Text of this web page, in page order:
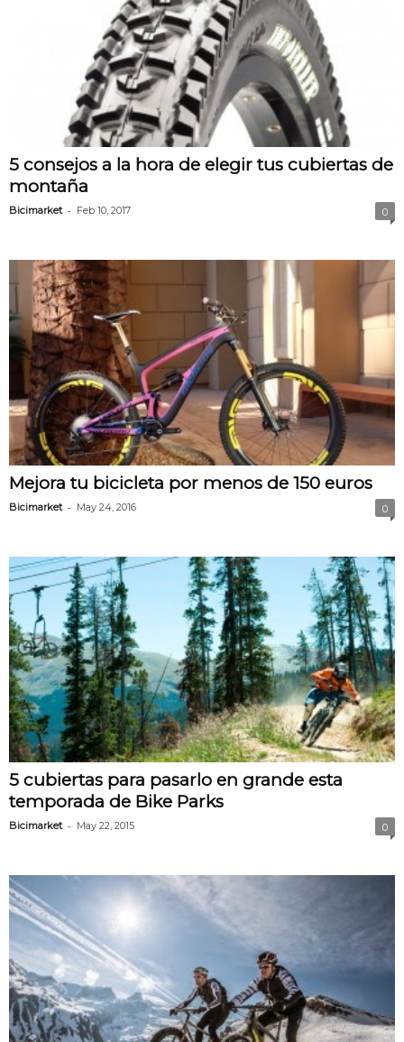
5 consejos a la hora de elegir tus cubiertas de
montaña
Bicimarket - Feb 10, 2017 0
Mejora tu bicicleta por menos de 150 euros
Bicimarket - May 24, 2016 0
5 cubiertas para pasarlo en grande esta
temporada de Bike Parks
Bicimarket - May 22, 2015 0